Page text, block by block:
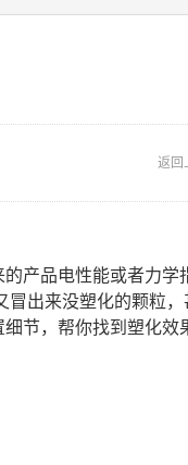
返回
产品电性能或者力学
冒出来没塑化的颗粒，
节，帮你找到塑化效